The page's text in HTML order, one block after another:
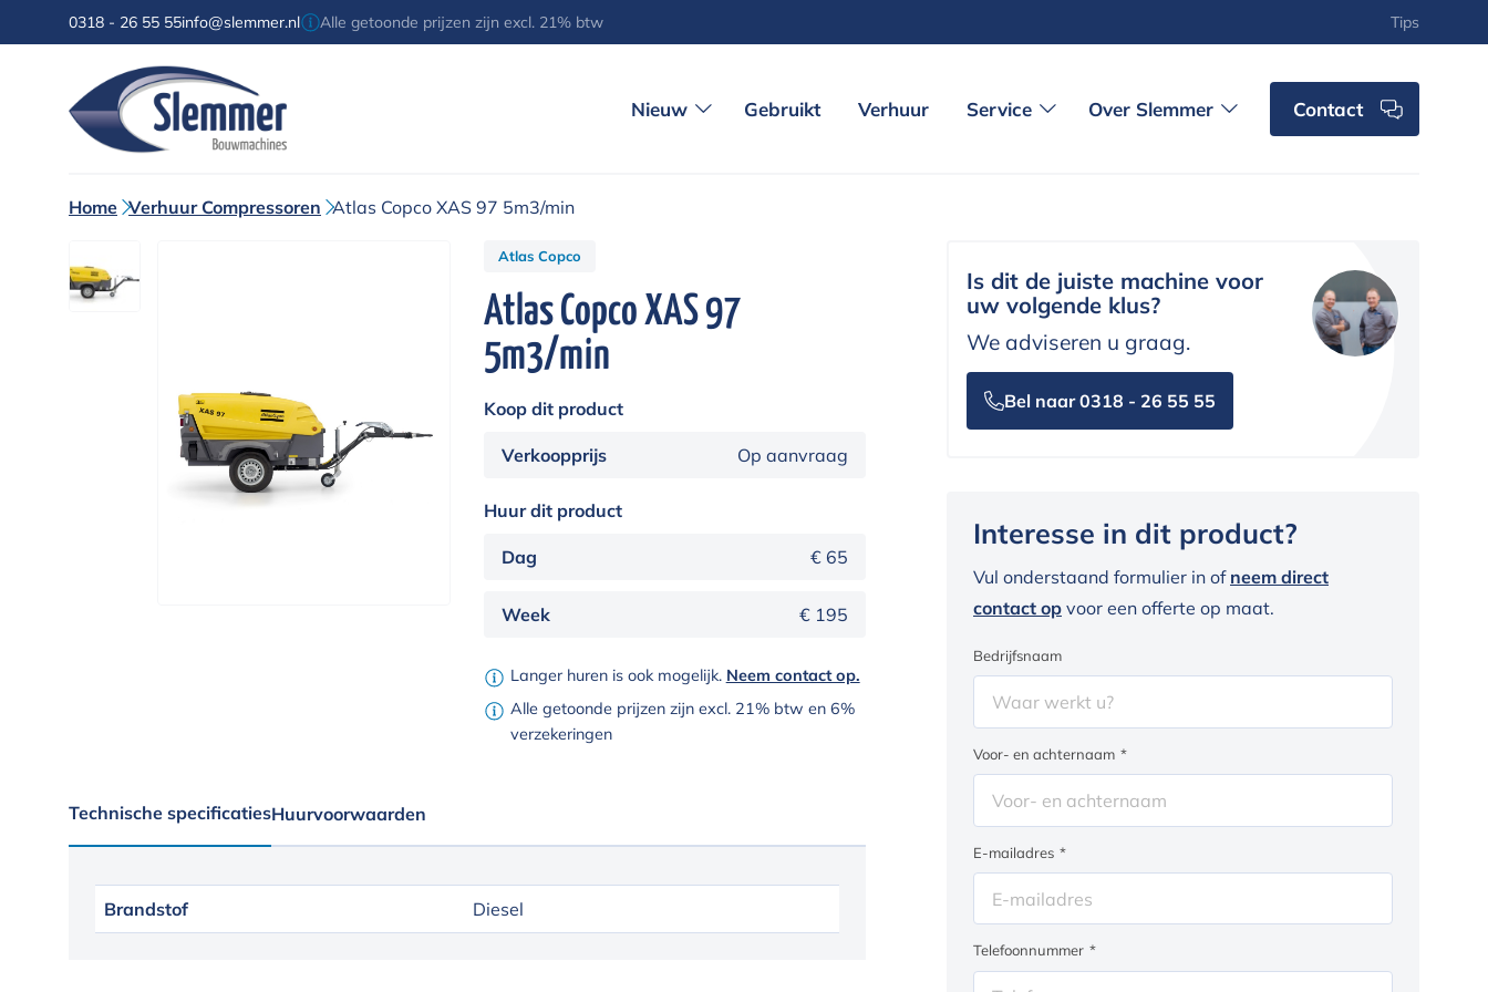
Tips
0318 - 26 55 55info@slemmer.nl Alle getoonde prijzen zijn excl. 21% btw
Nieuw Gebruikt Verhuur Service Over Slemmer Contact
Home Verhuur Compressoren Atlas Copco XAS 97 5m3/min
Atlas Copco
Atlas Copco XAS 97
5m3/min
Koop dit product
Verkoopprijs Op aanvraag
Huur dit product
Dag € 65
Week € 195
Langer huren is ook mogelijk. Neem contact op.
Alle getoonde prijzen zijn excl. 21% btw en 6%
verzekeringen
Technische specificatiesHuurvoorwaarden
Brandstof Diesel
Is dit de juiste machine voor
uw volgende klus?
We adviseren u graag.
Bel naar 0318 - 26 55 55
Interesse in dit product?
Vul onderstaand formulier in of neem direct
contact op voor een offerte op maat.
Bedrijfsnaam
Voor- en achternaam *
E-mailadres *
Telefoonnummer *